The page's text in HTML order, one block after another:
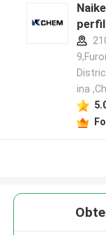
ina